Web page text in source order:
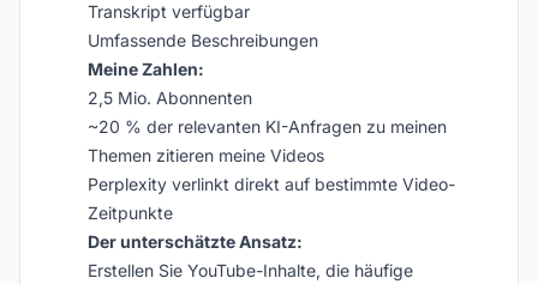
Transkript verfügbar
Umfassende Beschreibungen
Meine Zahlen:
2,5 Mio. Abonnenten
~20 % der relevanten KI-Anfragen zu meinen
Themen zitieren meine Videos
Perplexity verlinkt direkt auf bestimmte Video-
Zeitpunkte
Der unterschätzte Ansatz:
Erstellen Sie YouTube-Inhalte, die häufige